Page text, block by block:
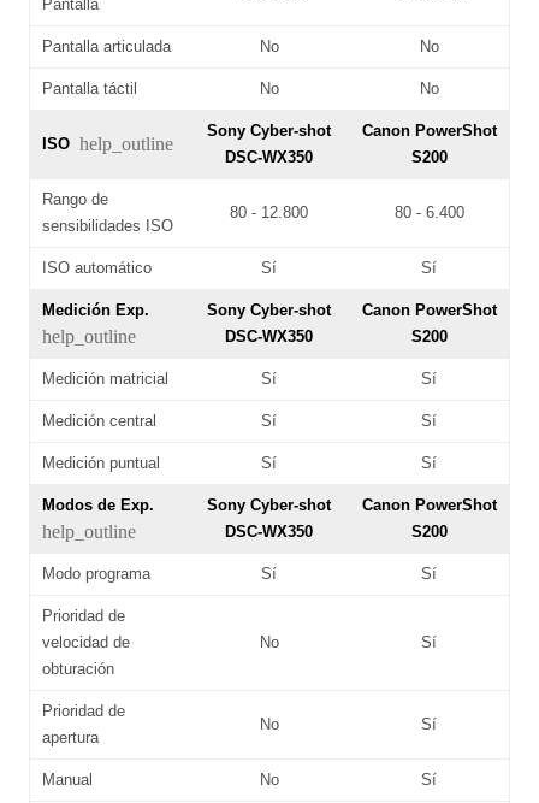
Pantalla
Pantalla articulada No No
Pantalla táctil No No
ISO help_outline
Sony Cyber-shot
DSC-WX350
Canon PowerShot
S200
Rango de
sensibilidades ISO
80 - 12.800 80 - 6.400
ISO automático Sí Sí
Medición Exp.
help_outline
Sony Cyber-shot
DSC-WX350
Canon PowerShot
S200
Medición matricial Sí Sí
Medición central Sí Sí
Medición puntual Sí Sí
Modos de Exp.
help_outline
Sony Cyber-shot
DSC-WX350
Canon PowerShot
S200
Modo programa Sí Sí
Prioridad de
velocidad de
obturación
No Sí
Prioridad de
apertura
No Sí
Manual No Sí